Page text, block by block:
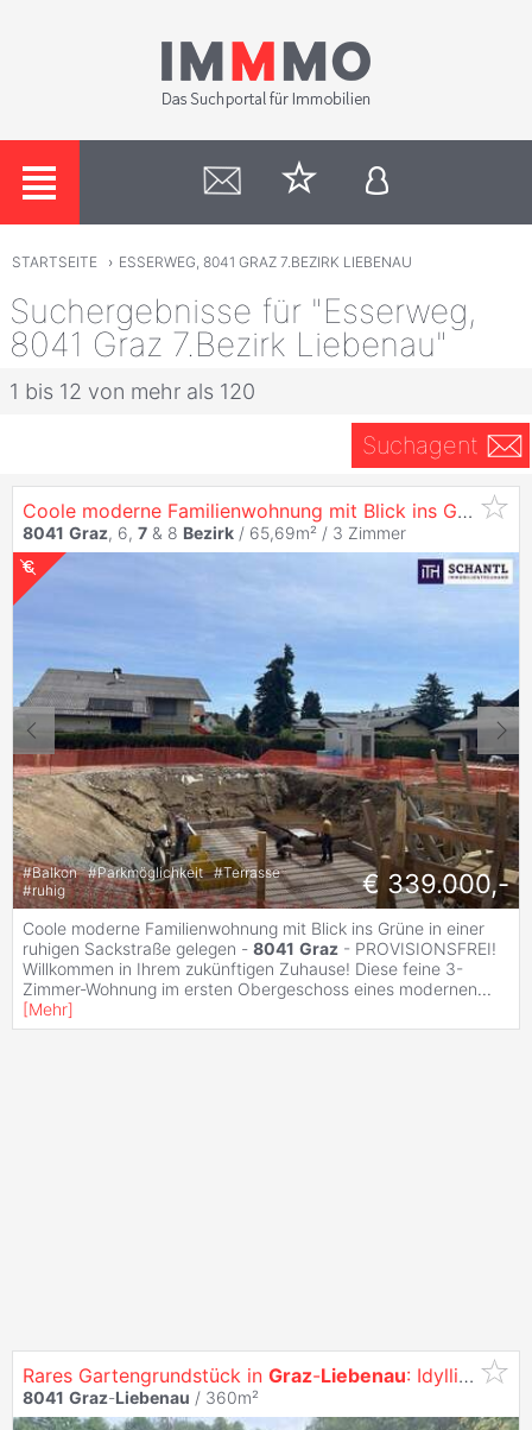
STARTSEITE › ESSERWEG, 8041 GRAZ 7.BEZIRK LIEBENAU
Suchergebnisse für "Esserweg,
8041 Graz 7.Bezirk Liebenau"
1 bis 12 von mehr als 120
Suchagent
Coole moderne Familienwohnung mit Blick ins Grüne in einer ruhigen Sackstraße gelegen -
8041 Graz, 6, 7 & 8 Bezirk / 65,69m² / 3 Zimmer
#Balkon #Parkmöglichkeit #Terrasse
#ruhig € 339.000,-
Coole moderne Familienwohnung mit Blick ins Grüne in einer
ruhigen Sackstraße gelegen - 8041 Graz - PROVISIONSFREI!
Willkommen in Ihrem zukünftigen Zuhause! Diese feine 3-
Zimmer-Wohnung im ersten Obergeschoss eines modernen...
[Mehr]
Rares Gartengrundstück in Graz-Liebenau: Idyllischer Rückzugsort mit Seltenheitswert!
8041 Graz-Liebenau / 360m²